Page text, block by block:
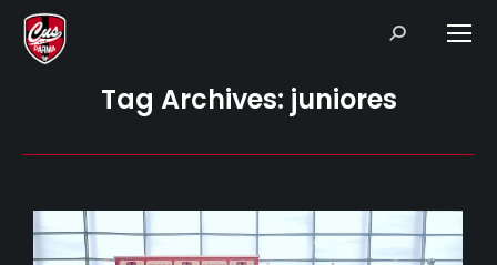
Search:
Tag Archives: juniores